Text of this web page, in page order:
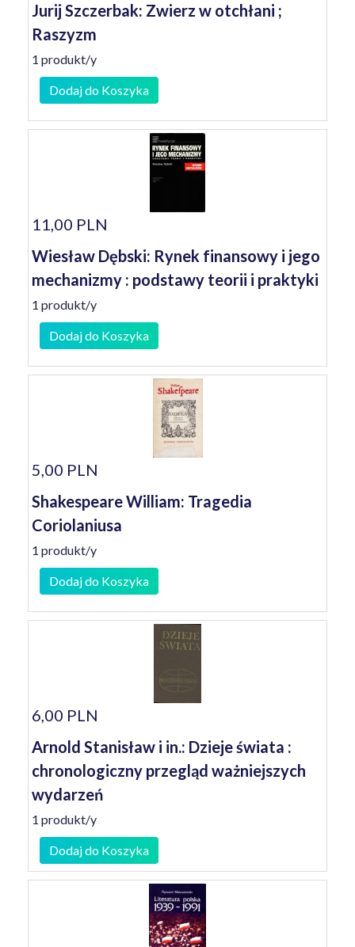
Jurij Szczerbak: Zwierz w otchłani ;
Raszyzm
1 produkt/y
Dodaj do Koszyka
11,00 PLN
Wiesław Dębski: Rynek finansowy i jego
mechanizmy : podstawy teorii i praktyki
1 produkt/y
Dodaj do Koszyka
5,00 PLN
Shakespeare William: Tragedia
Coriolaniusa
1 produkt/y
Dodaj do Koszyka
6,00 PLN
Arnold Stanisław i in.: Dzieje świata :
chronologiczny przegląd ważniejszych
wydarzeń
1 produkt/y
Dodaj do Koszyka